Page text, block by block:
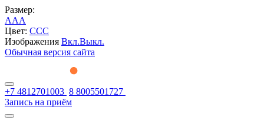
Размер:
AAA
Цвет: CCC
Изображения Вкл.Выкл.
Обычная версия сайта
+7 4812701003 8 8005501727
Запись на приём